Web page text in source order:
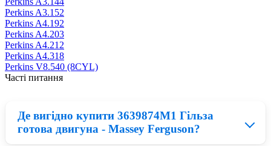
Perkins A3.152
Perkins A4.192
Perkins A4.203
Perkins A4.212
Perkins A4.318
Perkins V8.540 (8CYL)
Часті питання
Де вигідно купити 3639874M1 Гільза
готова двигуна - Massey Ferguson?